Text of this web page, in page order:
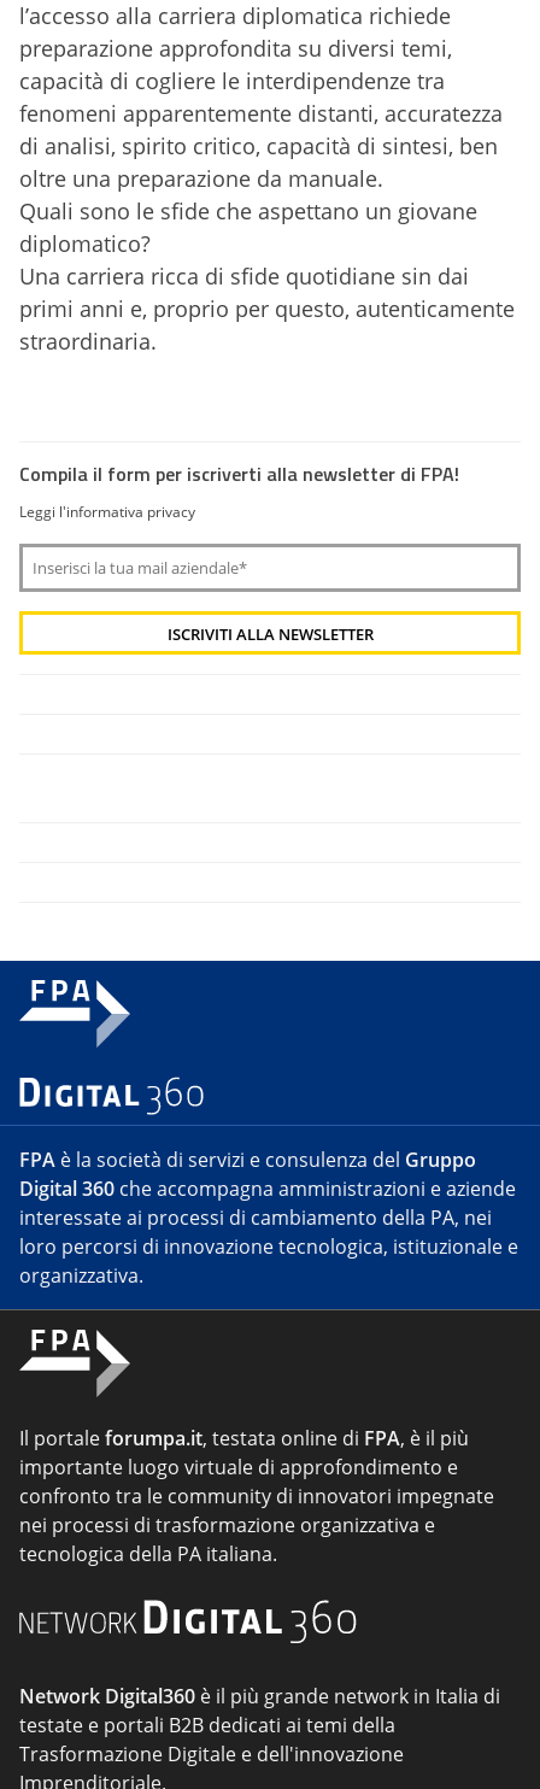
l’accesso alla carriera diplomatica richiede
preparazione approfondita su diversi temi,
capacità di cogliere le interdipendenze tra
fenomeni apparentemente distanti, accuratezza
di analisi, spirito critico, capacità di sintesi, ben
oltre una preparazione da manuale.
Quali sono le sfide che aspettano un giovane
diplomatico?
Una carriera ricca di sfide quotidiane sin dai
primi anni e, proprio per questo, autenticamente
straordinaria.
Compila il form per iscriverti alla newsletter di FPA!
Leggi l'informativa privacy
FPA è la società di servizi e consulenza del Gruppo
Digital 360 che accompagna amministrazioni e aziende
interessate ai processi di cambiamento della PA, nei
loro percorsi di innovazione tecnologica, istituzionale e
organizzativa.
Il portaleforumpa.it, testata online di FPA, è il più
importante luogo virtuale di approfondimento e
confronto tra le community di innovatori impegnate
nei processi di trasformazione organizzativa e
tecnologica della PA italiana.
Network Digital360 è il più grande network in Italia di
testate e portali B2B dedicati ai temi della
Trasformazione Digitale e dell'innovazione
Imprenditoriale.